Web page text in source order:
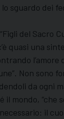
dei
del
quasi una
Non
da
mondo,
il